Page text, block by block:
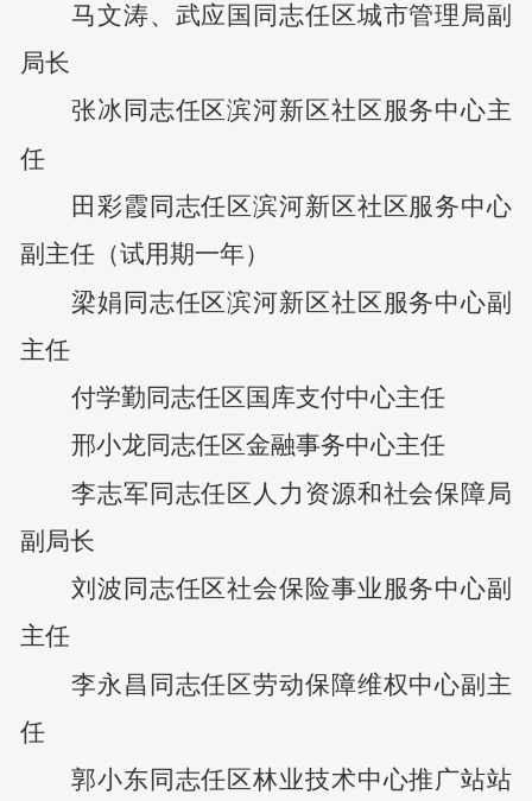
马文涛、 武应国 同志任区城市管理局副
局长
张冰 同志任区滨河新区社区服务中心主
任
田 彩霞 同志任区滨河新区社区服务中心
副主任 （试用期一年）
梁娟 同志任区滨河新区社区服务中心副
主任
付学勤同志任区国库支付中心主任
邢小龙 同志任区金融事务中心主任
李志军 同志任区人力资源和社会保障局
副局长
刘波 同志任区社会保险事业服务中心副
主任
李永昌 同志任区劳动保障维权中心副主
任
郭小东 同志任 区林业技术中心推广站站